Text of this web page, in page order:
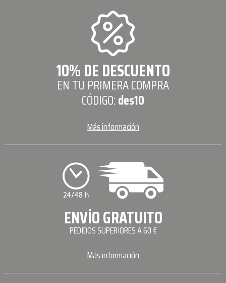
10% DE DESCUENTO
EN TU PRIMERA COMPRA
CÓDIGO:des10
Más información
ENVÍO GRATUITO
PEDIDOS SUPERIORES A 60 €
Más información